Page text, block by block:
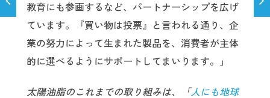
教育にも参画するなど、パートナーシップを広げ
ています。『買い物は投票』と言われる通り、企
業の努力によって生まれた製品を、消費者が主体
的に選べるようにサポートしてまいります。」
太陽油脂のこれまでの取り組みは、「人にも地球